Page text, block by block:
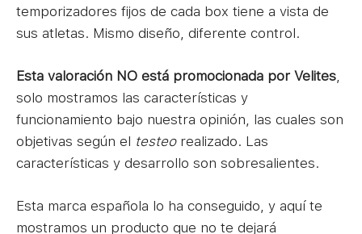
temporizadores fijos de cada box tiene a vista de
sus atletas. Mismo diseño, diferente control.
Esta valoración NO está promocionada por Velites
solo mostramos las características y
funcionamiento bajo nuestra opinión, las cuales son
objetivas según el testeorealizado. Las
características y desarrollo son sobresalientes.
Esta marca española lo ha conseguido, y aquí te
mostramos un producto que no te dejará